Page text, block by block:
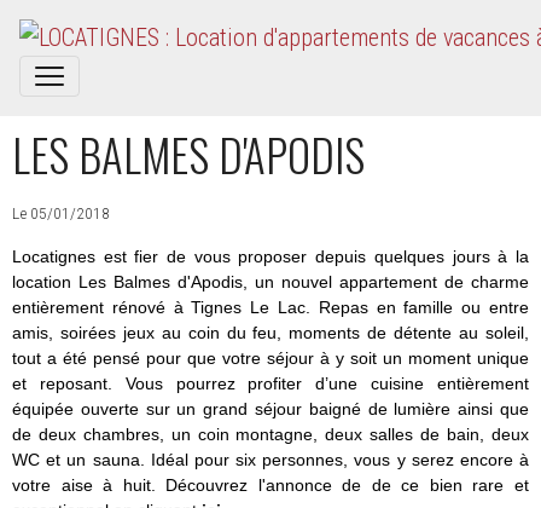
LES BALMES D'APODIS
Le 05/01/2018
Locatignes est fier de vous proposer depuis quelques jours à la
location Les Balmes d'Apodis, un nouvel appartement de charme
entièrement rénové à Tignes Le Lac. Repas en famille ou entre
amis, soirées jeux au coin du feu, moments de détente au soleil,
tout a été pensé pour que votre séjour à y soit un moment unique
et reposant. Vous pourrez profiter d’une cuisine entièrement
équipée ouverte sur un grand séjour baigné de lumière ainsi que
de deux chambres, un coin montagne, deux salles de bain, deux
WC et un sauna. Idéal pour six personnes, vous y serez encore à
votre aise à huit. Découvrez l'annonce de de ce bien rare et